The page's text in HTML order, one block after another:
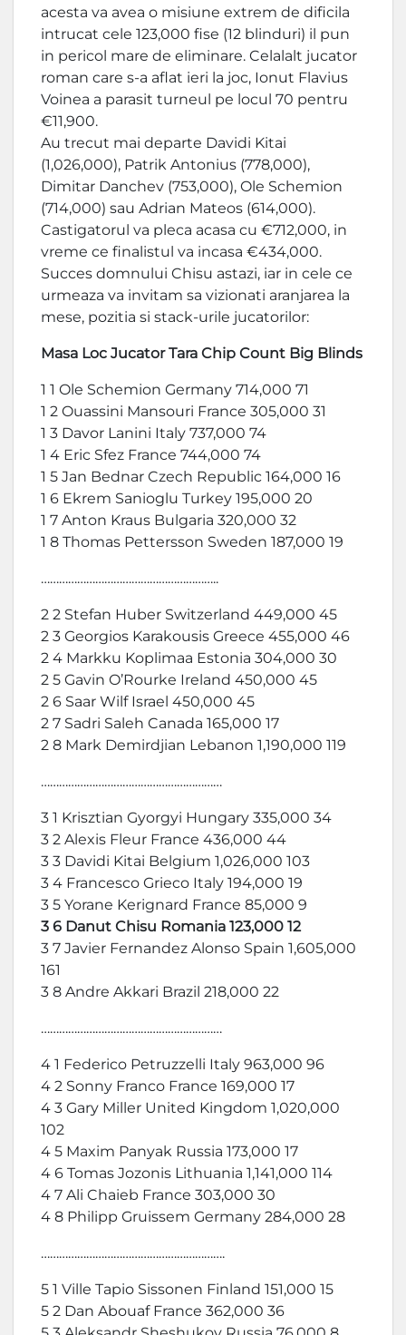
acesta va avea o misiune extrem de dificila
intrucat cele 123,000 fise (12 blinduri) il pun
in pericol mare de eliminare. Celalalt jucator
roman care s-a aflat ieri la joc, Ionut Flavius
Voinea a parasit turneul pe locul 70 pentru
€11,900.
Au trecut mai departe Davidi Kitai
(1,026,000), Patrik Antonius (778,000),
Dimitar Danchev (753,000), Ole Schemion
(714,000) sau Adrian Mateos (614,000).
Castigatorul va pleca acasa cu €712,000, in
vreme ce finalistul va incasa €434,000.
Succes domnului Chisu astazi, iar in cele ce
urmeaza va invitam sa vizionati aranjarea la
mese, pozitia si stack-urile jucatorilor:
Masa Loc Jucator Tara Chip Count Big Blinds
1 1 Ole Schemion Germany 714,000 71
1 2 Ouassini Mansouri France 305,000 31
1 3 Davor Lanini Italy 737,000 74
1 4 Eric Sfez France 744,000 74
1 5 Jan Bednar Czech Republic 164,000 16
1 6 Ekrem Sanioglu Turkey 195,000 20
1 7 Anton Kraus Bulgaria 320,000 32
1 8 Thomas Pettersson Sweden 187,000 19
…………………………………………………..
2 2 Stefan Huber Switzerland 449,000 45
2 3 Georgios Karakousis Greece 455,000 46
2 4 Markku Koplimaa Estonia 304,000 30
2 5 Gavin O’Rourke Ireland 450,000 45
2 6 Saar Wilf Israel 450,000 45
2 7 Sadri Saleh Canada 165,000 17
2 8 Mark Demirdjian Lebanon 1,190,000 119
……………………………………………………
3 1 Krisztian Gyorgyi Hungary 335,000 34
3 2 Alexis Fleur France 436,000 44
3 3 Davidi Kitai Belgium 1,026,000 103
3 4 Francesco Grieco Italy 194,000 19
3 5 Yorane Kerignard France 85,000 9
3 6 Danut Chisu Romania 123,000 12
3 7 Javier Fernandez Alonso Spain 1,605,000
161
3 8 Andre Akkari Brazil 218,000 22
……………………………………………………
4 1 Federico Petruzzelli Italy 963,000 96
4 2 Sonny Franco France 169,000 17
4 3 Gary Miller United Kingdom 1,020,000
102
4 5 Maxim Panyak Russia 173,000 17
4 6 Tomas Jozonis Lithuania 1,141,000 114
4 7 Ali Chaieb France 303,000 30
4 8 Philipp Gruissem Germany 284,000 28
…………………………………………………….
5 1 Ville Tapio Sissonen Finland 151,000 15
5 2 Dan Abouaf France 362,000 36